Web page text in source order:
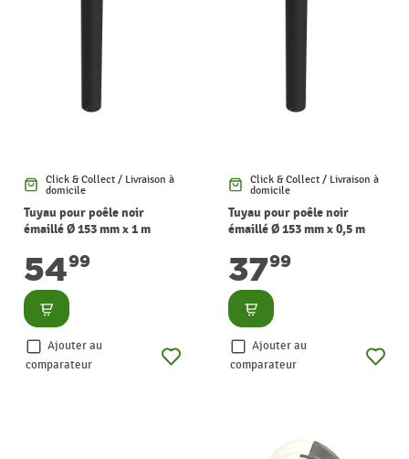
Click & Collect / Livraison à
domicile
Tuyau pour poêle noir
émaillé Ø 153 mm x 1 m
5499
Consulter
Ajouter au
comparateur
Click & Collect / Livraison à
domicile
Tuyau pour poêle noir
émaillé Ø 153 mm x 0,5 m
3799
Consulter
Ajouter au
comparateur